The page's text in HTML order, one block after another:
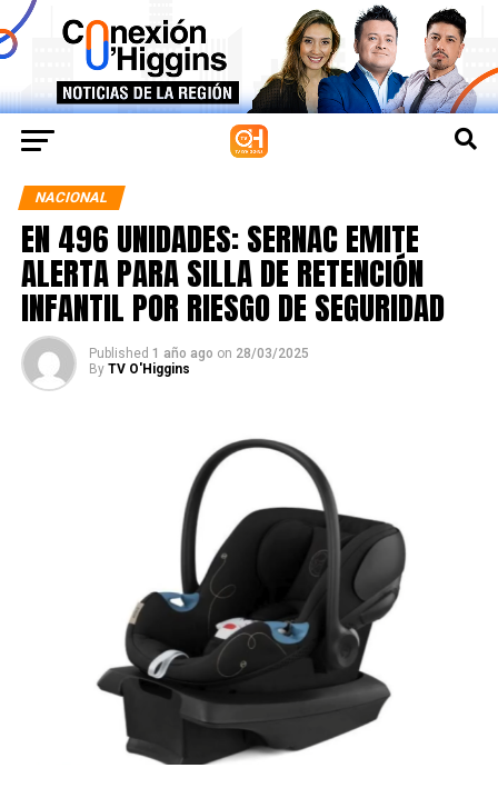
NACIONAL
EN 496 UNIDADES: SERNAC EMITE
ALERTA PARA SILLA DE RETENCIÓN
INFANTIL POR RIESGO DE SEGURIDAD
Published 1 año ago on 28/03/2025
By TV O'Higgins